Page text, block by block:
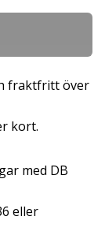
fraktfritt över
kort.
med DB
eller